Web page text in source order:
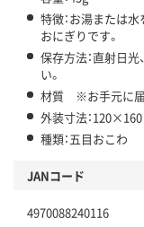
特徴：お湯または
おにぎりです。
保存方法：直射日
い。
材質 ※お手元に届
外装寸法：
種類：五目おこわ
JANコード
4970088240116